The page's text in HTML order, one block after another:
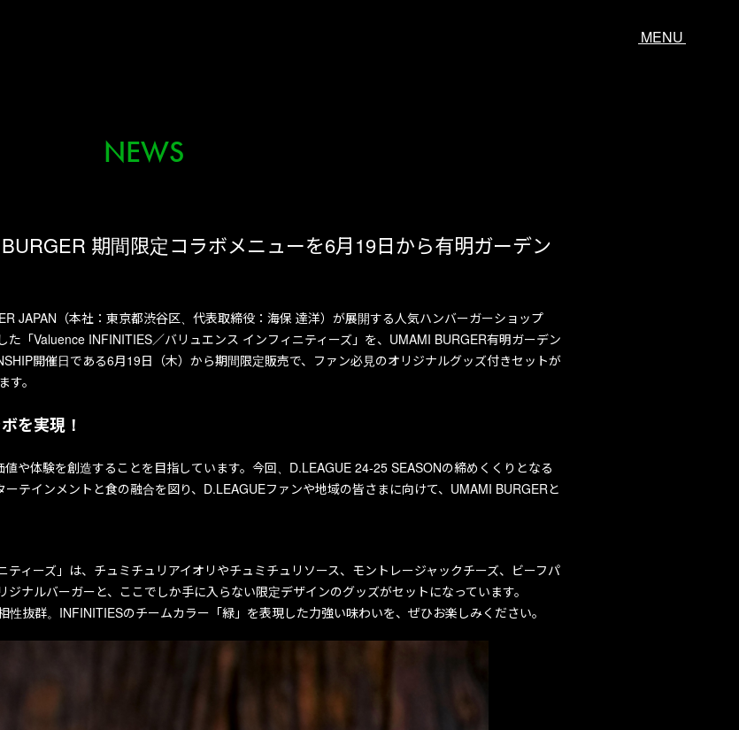
MENU
NEWS
期間限定コラボメニューを6月19日から有明ガーデン
JAPAN（本社：東京都渋谷区、代表取締役：海保 達洋）が展開する人気ハンバーガーショップ
た「Valuence INFINITIES／バリュエンス インフィニティーズ」を、UMAMI BURGER有明ガーデン
開催日である6月19日（木）から期間限定販売で、ファン必見のオリジナルグッズ付きセットが
。
を実現！
や体験を創造することを目指しています。今回、D.LEAGUE 24-25 SEASONの締めくくりとなる
テインメントと食の融合を図り、D.LEAGUEファンや地域の皆さまに向けて、UMAMI BURGERと
ティーズ」は、チュミチュリアイオリやチュミチュリソース、モントレージャックチーズ、ビーフパ
ナルバーガーと、ここでしか手に入らない限定デザインのグッズがセットになっています。
抜群。INFINITIESのチームカラー「緑」を表現した力強い味わいを、ぜひお楽しみください。